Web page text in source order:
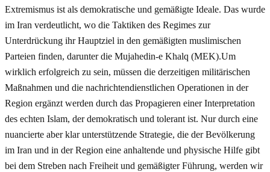
Extremismus ist als demokratische und gemäßigte Ideale. Das wurde
im Iran verdeutlicht, wo die Taktiken des Regimes zur
Unterdrückung ihr Hauptziel in den gemäßigten muslimischen
Parteien finden, darunter die Mujahedin-e Khalq (MEK).Um
wirklich erfolgreich zu sein, müssen die derzeitigen militärischen
Maßnahmen und die nachrichtendienstlichen Operationen in der
Region ergänzt werden durch das Propagieren einer Interpretation
des echten Islam, der demokratisch und tolerant ist. Nur durch eine
nuancierte aber klar unterstützende Strategie, die der Bevölkerung
im Iran und in der Region eine anhaltende und physische Hilfe gibt
bei dem Streben nach Freiheit und gemäßigter Führung, werden wir